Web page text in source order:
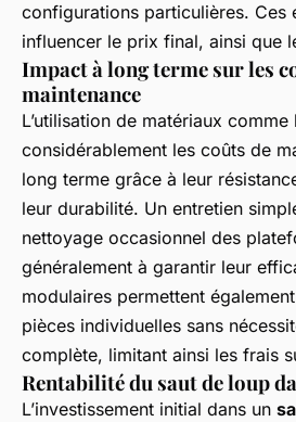
configurations particulières. Ces
influencer le prix final, ainsi que
Impact à long terme sur les
maintenance
L’utilisation de matériaux comme
considérablement les coûts de
long terme grâce à leur
leur durabilité. Un entretien
nettoyage occasionnel des
généralement à garantir leur
modulaires permettent
pièces individuelles sans
complète, limitant ainsi les frais
Rentabilité du saut de loup
L’investissement initial dans un